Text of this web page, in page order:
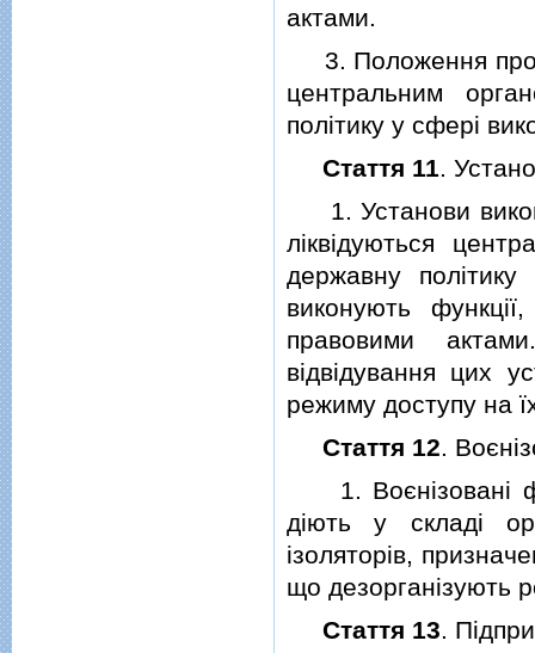
актами.
3. Положення про
центральним
полiтику у сферi
Стаття 11.
1. Установи
лiквiдуються
державну
виконують
правовими
вiдвiдування цих
режиму доступу на
Стаття 12.
1. Воєнiзованi
дiють у складi
iзоляторiв,
що дезорганiзують
Стаття 13.